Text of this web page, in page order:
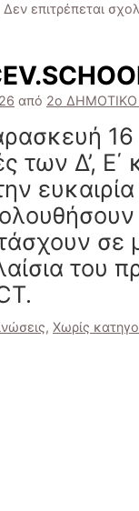
Δεν επιτρέπεται
από 2ο
16
των Δ’, Ε΄
σε
του
, Χωρίς